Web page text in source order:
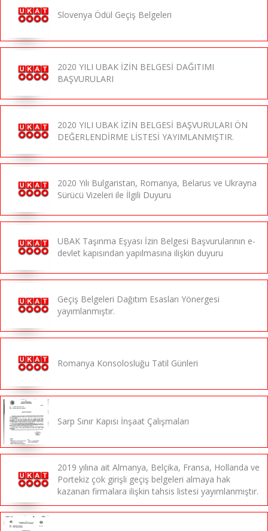
Slovenya Ödül Geçiş Belgeleri
2020 YILI UBAK İZİN BELGESİ DAĞITIMI
BAŞVURULARI
2020 YILI UBAK İZİN BELGESİ BAŞVURULARI ÖN
DEĞERLENDİRME LİSTESİ YAYIMLANMIŞTIR.
2020 Yılı Bulgaristan, Romanya, Belarus ve Ukrayna
Sürücü Vizeleri ile İlgili Duyuru
UBAK Taşınma Eşyası İzin Belgesi Başvurularının e-
devlet kapısından yapılmasına ilişkin duyuru
Geçiş Belgeleri Dağıtım Esasları Yönergesi
yayımlanmıştır.
Romanya Konsolosluğu Tatil Günleri
Sarp Sınır Kapısı İnşaat Çalışmaları
2019 yılına ait Almanya, Belçika, Fransa, Hollanda ve
Portekiz çok girişli geçiş belgeleri almaya hak
kazanan firmalara ilişkin tahsis listesi yayımlanmıştır.